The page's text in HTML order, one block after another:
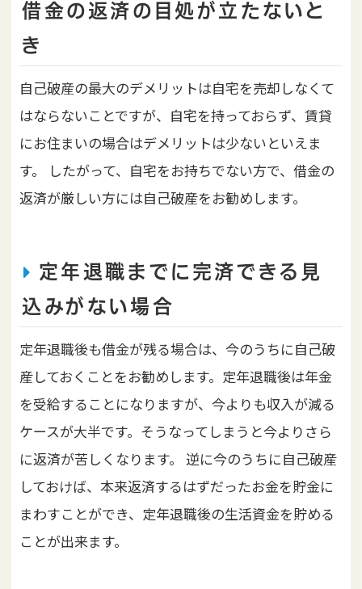
借金の返済の目処が立たないと
き
自己破産の最大のデメリットは自宅を売却しなくて
はならないことですが、自宅を持っておらず、賃貸
にお住まいの場合はデメリットは少ないといえま
す。
したがって、自宅をお持ちでない方で、借金の
返済が厳しい方には自己破産をお勧めします。
定年退職までに完済できる見
込みがない場合
定年退職後も借金が残る場合は、今のうちに自己破
産しておくことをお勧めします。定年退職後は年金
を受給することになりますが、今よりも収入が減る
ケースが大半です。そうなってしまうと今よりさら
に返済が苦しくなります。 逆に今のうちに自己破産
しておけば、本来返済するはずだったお金を貯金に
まわすことができ、定年退職後の生活資金を貯める
ことが出来ます。